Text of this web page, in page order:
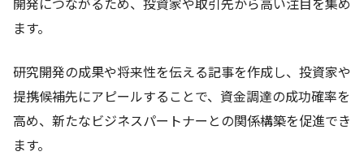
ます。
研究開発の成果や将来性を伝える記事を作成し、投資家や
提携候補先にアピールすることで、資金調達の成功確率を
高め、新たなビジネスパートナーとの関係構築を促進でき
ます。